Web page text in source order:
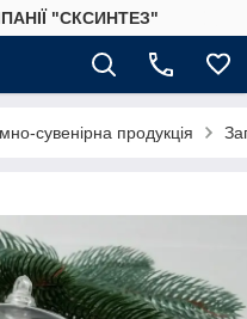
"СКСИНТЕЗ"
сувенірна продукція